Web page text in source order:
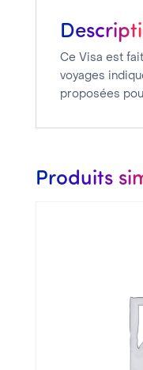
séjour)
Délai
jours
Ce Visa est
voyages
proposées
Produits